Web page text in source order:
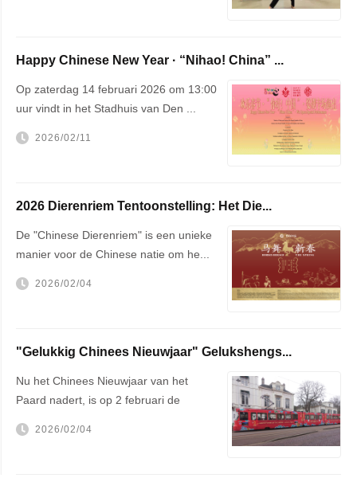
Happy Chinese New Year · “Nihao! China” ...
Op zaterdag 14 februari 2026 om 13:00
uur vindt in het Stadhuis van Den ...
2026/02/11
2026 Dierenriem Tentoonstelling: Het Die...
De "Chinese Dierenriem" is een unieke
manier voor de Chinese natie om he...
2026/02/04
"Gelukkig Chinees Nieuwjaar" Gelukshengs...
Nu het Chinees Nieuwjaar van het
Paard nadert, is op 2 februari de
2026/02/04